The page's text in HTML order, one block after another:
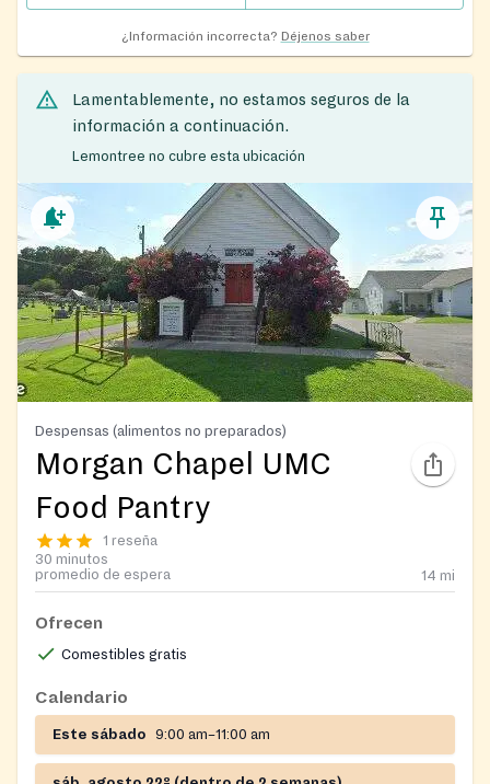
¿Información incorrecta? Déjenos saber
Lamentablemente, no estamos seguros de la
información a continuación.
Lemontree no cubre esta ubicación
Despensas (alimentos no preparados)
Morgan Chapel UMC
Food Pantry
1 reseña
30 minutos
promedio de espera
14 mi
Ofrecen
Comestibles gratis
Calendario
Este sábado 9:00 am–11:00 am